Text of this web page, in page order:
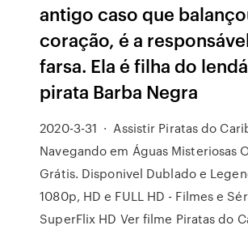
antigo caso que
coração, é a
farsa. Ela é filha do
pirata Barba Negra
2020-3-31 · Assistir Piratas do
Navegando em Águas Misteriosas
Grátis. Disponivel Dublado e
1080p, HD e FULL HD - Filmes e
SuperFlix HD Ver filme Piratas do